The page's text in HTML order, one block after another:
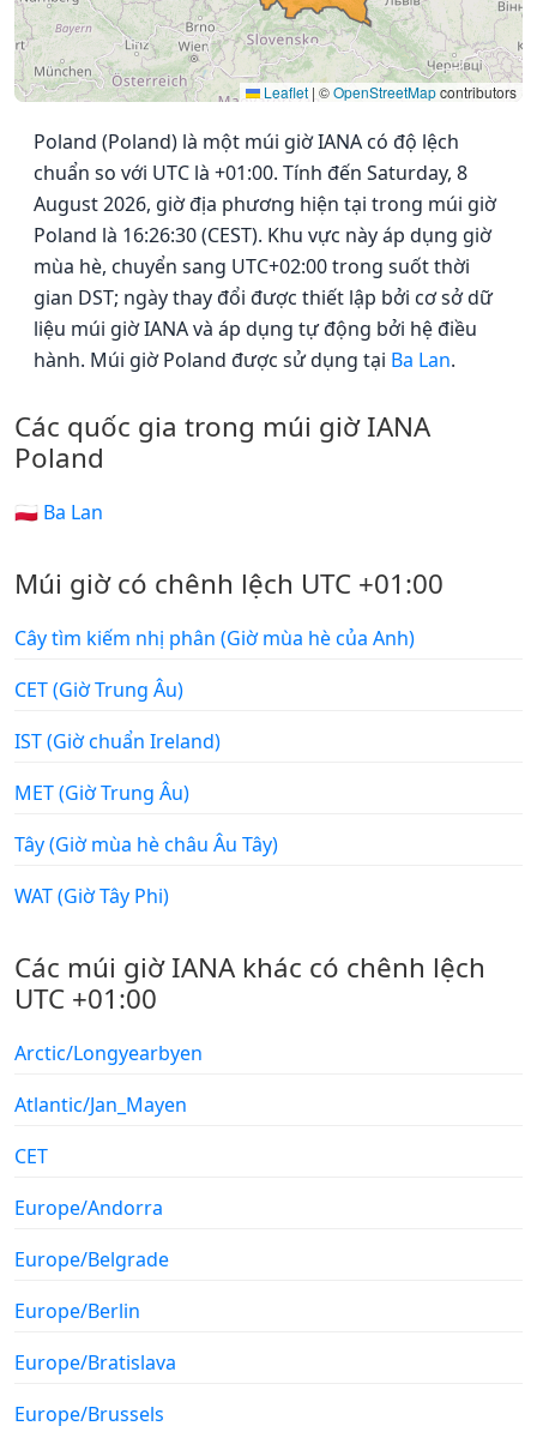
Leaflet | ©OpenStreetMapcontributors
Poland (Poland) là một múi giờ IANA có độ lệch
chuẩn so với UTC là +01:00. Tính đến Saturday, 8
August 2026, giờ địa phương hiện tại trong múi giờ
Poland là 16:26:30 (CEST). Khu vực này áp dụng giờ
mùa hè, chuyển sang UTC+02:00 trong suốt thời
gian DST; ngày thay đổi được thiết lập bởi cơ sở dữ
liệu múi giờ IANA và áp dụng tự động bởi hệ điều
hành. Múi giờ Poland được sử dụng tại Ba Lan.
Các quốc gia trong múi giờ IANA
Poland
🇵🇱 Ba Lan
Múi giờ có chênh lệch UTC +01:00
Cây tìm kiếm nhị phân (Giờ mùa hè của Anh)
CET (Giờ Trung Âu)
IST (Giờ chuẩn Ireland)
MET (Giờ Trung Âu)
Tây (Giờ mùa hè châu Âu Tây)
WAT (Giờ Tây Phi)
Các múi giờ IANA khác có chênh lệch
UTC +01:00
Arctic/Longyearbyen
Atlantic/Jan_Mayen
CET
Europe/Andorra
Europe/Belgrade
Europe/Berlin
Europe/Bratislava
Europe/Brussels